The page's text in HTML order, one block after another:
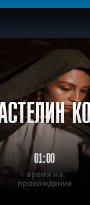
01:00
время на
прохождение